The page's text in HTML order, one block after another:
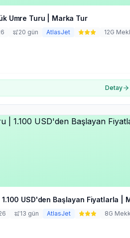
Umre Turu | Marka Tur
20 gün AtlasJet 12G
Detay
USD'den Başlayan Fiyatlarla |
13 gün AtlasJet 8G